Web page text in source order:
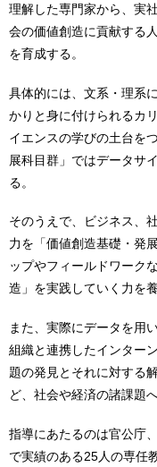
理解した専⾨家から、実
会の価値創造に貢献する
を育成する。
具体的には、⽂系・理系
かりと⾝に付けられるカ
イエンスの学びの⼟台を
展科⽬群」ではデータサ
る。
そのうえで、ビジネス、
⼒を「価値創造基礎・発
ップやフィールドワーク
造」を実践していく⼒を養
また、実際にデータを⽤
組織と連携したインター
題の発⾒とそれに対する
ど、社会や経済の諸課題
指導にあたるのは官公庁
で実績のある25人の専任